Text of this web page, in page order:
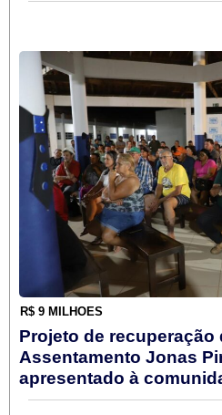
R$ 9 MILHÕES
Projeto de recuperação
Assentamento Jonas
apresentado à